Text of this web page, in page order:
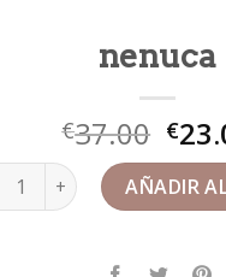
nenuca
€37.00 €
cantidad AÑADIR